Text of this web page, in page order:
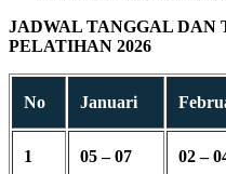
JADWAL TANGGAL DAN
PELATIHAN 2026
No Januari
1 05 – 07 02 –